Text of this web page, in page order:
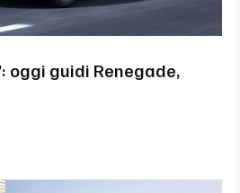
oggi guidi Renegade,